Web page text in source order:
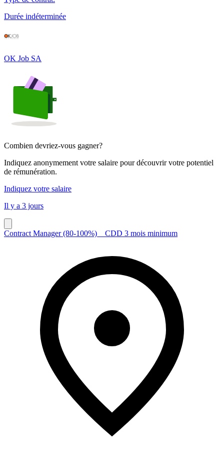
Durée indéterminée
OK Job SA
Combien devriez-vous gagner?
Indiquez anonymement votre salaire pour découvrir votre potentiel
de rémunération.
Indiquez votre salaire
Il y a 3 jours
Contract Manager (80-100%) _ CDD 3 mois minimum